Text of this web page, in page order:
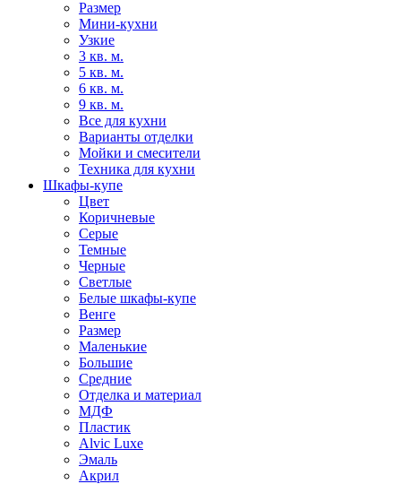
Размер
Мини-кухни
Узкие
3 кв. м.
5 кв. м.
6 кв. м.
9 кв. м.
Все для кухни
Варианты отделки
Мойки и смесители
Техника для кухни
Шкафы-купе
Цвет
Коричневые
Серые
Темные
Черные
Светлые
Белые шкафы-купе
Венге
Размер
Маленькие
Большие
Средние
Отделка и материал
МДФ
Пластик
Alvic Luxe
Эмаль
Акрил